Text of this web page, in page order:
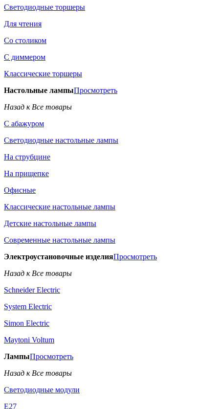
Светодиодные торшеры
Для чтения
Со столиком
С диммером
Классические торшеры
Настольные лампыПросмотреть
Назад к Все товары
С абажуром
Светодиодные настольные лампы
На струбцине
На прищепке
Офисные
Классические настольные лампы
Детские настольные лампы
Современные настольные лампы
Электроустановочные изделияПросмотреть
Назад к Все товары
Schneider Electric
System Electric
Simon Electric
Maytoni Voltum
ЛампыПросмотреть
Назад к Все товары
Светодиодные модули
E27